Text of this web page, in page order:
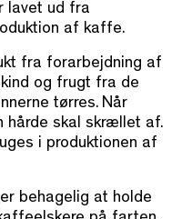
lavet ud fra
af kaffe.
fra forarbejdning af
og frugt fra de
tørres. Når
hårde skal skrællet af.
i produktionen af
behagelig at holde